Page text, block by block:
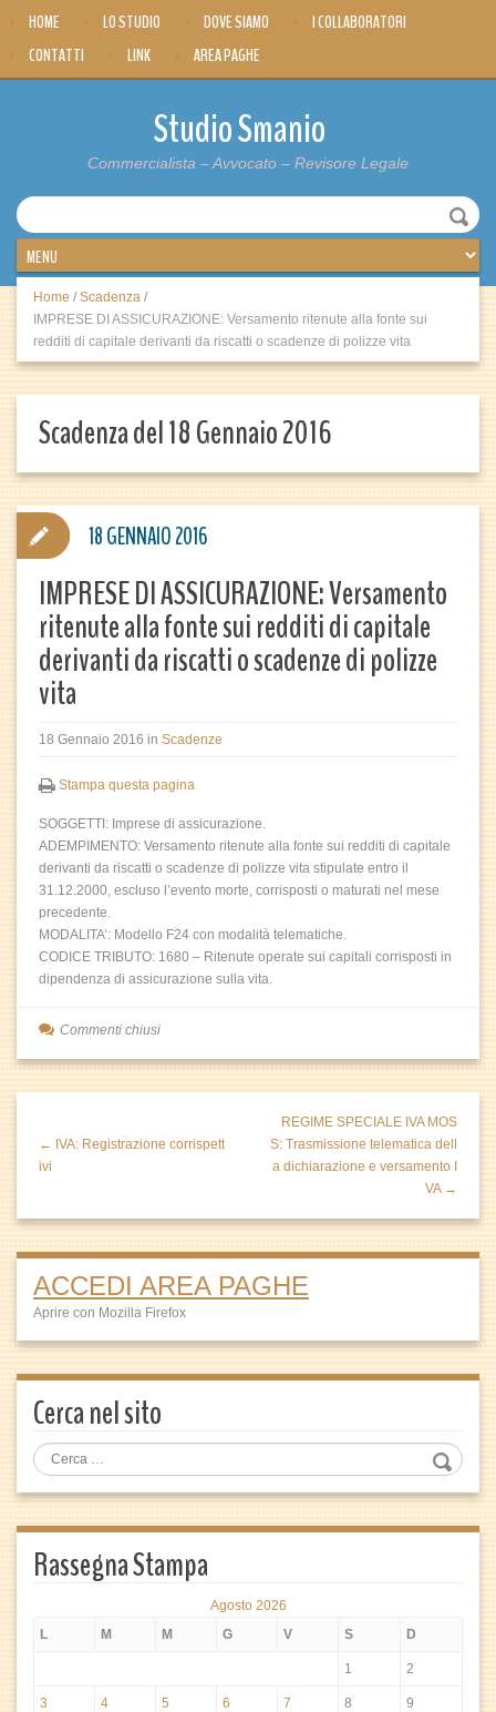
HOME LO STUDIO DOVE SIAMO
I COLLABORATORI
CONTATTI
LINK AREA PAGHE
Studio Smanio
Commercialista – Avvocato – Revisore Legale
Home / Scadenza /
IMPRESE DI ASSICURAZIONE: Versamento ritenute alla fonte sui
redditi di capitale derivanti da riscatti o scadenze di polizze vita
Scadenza del 18 Gennaio 2016
IMPRESE DI ASSICURAZIONE: Versamento
ritenute alla fonte sui redditi di capitale
derivanti da riscatti o scadenze di polizze
vita
18 Gennaio 2016 in Scadenze
Stampa questa pagina
SOGGETTI: Imprese di assicurazione.
ADEMPIMENTO: Versamento ritenute alla fonte sui redditi di capitale
derivanti da riscatti o scadenze di polizze vita stipulate entro il
31.12.2000, escluso l’evento morte, corrisposti o maturati nel mese
precedente.
MODALITA’: Modello F24 con modalità telematiche.
CODICE TRIBUTO: 1680 – Ritenute operate sui capitali corrisposti in
dipendenza di assicurazione sulla vita.
18 GENNAIO 2016
Commenti chiusi
← IVA: Registrazione corrispett
ivi
REGIME SPECIALE IVA MOS
S: Trasmissione telematica dell
a dichiarazione e versamento I
VA →
ACCEDI AREA PAGHE
Aprire con Mozilla Firefox
Cerca nel sito
Rassegna Stampa
Agosto 2026
L
M M G V S D
1 2
3 4 5 6 7 8 9